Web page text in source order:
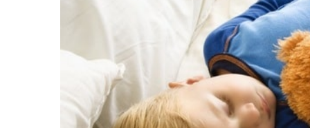
принимать
никакого кипятка
30/Січ/2021
Лікарі назвали
коронавірусу
14/Бер/2020